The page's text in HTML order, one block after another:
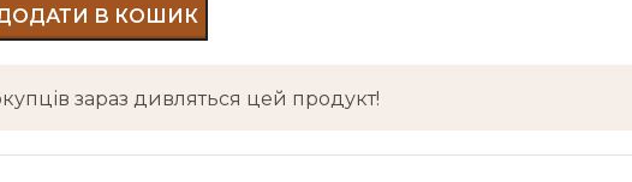
В КОШИК
зараз дивляться цей продукт!